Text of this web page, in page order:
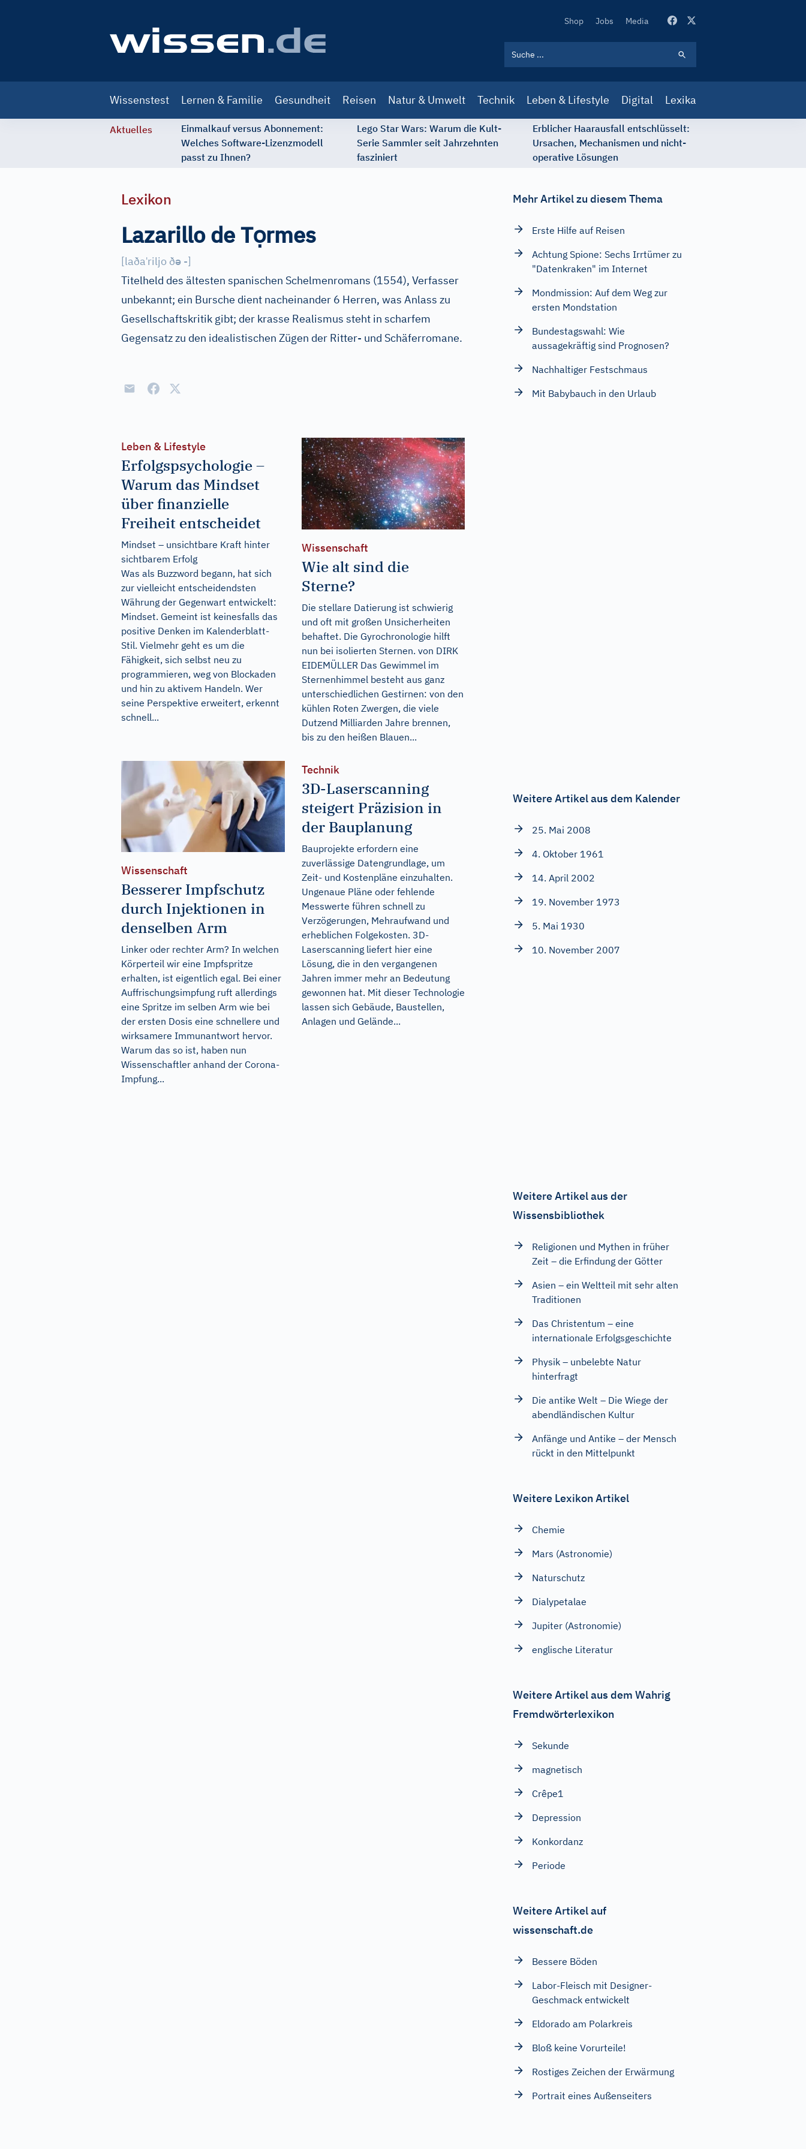
Secondary
Shop Jobs Media
navigation
Wissenstest Lernen & Familie Gesundheit Reisen Natur & Umwelt Technik Leben & Lifestyle Digital Lexika
Aktuelles
Einmalkauf versus Abonnement:
Welches Software-Lizenzmodell
passt zu Ihnen?
Lego Star Wars: Warum die Kult-
Serie Sammler seit Jahrzehnten
fasziniert
Erblicher Haarausfall entschlüsselt:
Ursachen, Mechanismen und nicht-
operative Lösungen
Lexikon
Lazarillo de Tọrmes
[laðaˈriljo ðə -]
Titelheld des ältesten spanischen Schelmenromans (1554), Verfasser
unbekannt; ein Bursche dient nacheinander 6 Herren, was Anlass zu
Gesellschaftskritik gibt; der krasse Realismus steht in scharfem
Gegensatz zu den idealistischen Zügen der Ritter- und Schäferromane.
Leben & Lifestyle
Erfolgspsychologie –
Warum das Mindset
über finanzielle
Freiheit entscheidet
Mindset – unsichtbare Kraft hinter
sichtbarem Erfolg
Was als Buzzword begann, hat sich
zur vielleicht entscheidendsten
Währung der Gegenwart entwickelt:
Mindset. Gemeint ist keinesfalls das
positive Denken im Kalenderblatt-
Stil. Vielmehr geht es um die
Fähigkeit, sich selbst neu zu
programmieren, weg von Blockaden
und hin zu aktivem Handeln. Wer
seine Perspektive erweitert, erkennt
schnell...
Wissenschaft
Wie alt sind die
Sterne?
Die stellare Datierung ist schwierig
und oft mit großen Unsicherheiten
behaftet. Die Gyrochronologie hilft
nun bei isolierten Sternen. von DIRK
EIDEMÜLLER Das Gewimmel im
Sternenhimmel besteht aus ganz
unterschiedlichen Gestirnen: von den
kühlen Roten Zwergen, die viele
Dutzend Milliarden Jahre brennen,
bis zu den heißen Blauen...
Wissenschaft
Besserer Impfschutz
durch Injektionen in
denselben Arm
Linker oder rechter Arm? In welchen
Körperteil wir eine Impfspritze
erhalten, ist eigentlich egal. Bei einer
Auffrischungsimpfung ruft allerdings
eine Spritze im selben Arm wie bei
der ersten Dosis eine schnellere und
wirksamere Immunantwort hervor.
Warum das so ist, haben nun
Wissenschaftler anhand der Corona-
Impfung...
Technik
3D-Laserscanning
steigert Präzision in
der Bauplanung
Bauprojekte erfordern eine
zuverlässige Datengrundlage, um
Zeit- und Kostenpläne einzuhalten.
Ungenaue Pläne oder fehlende
Messwerte führen schnell zu
Verzögerungen, Mehraufwand und
erheblichen Folgekosten. 3D-
Laserscanning liefert hier eine
Lösung, die in den vergangenen
Jahren immer mehr an Bedeutung
gewonnen hat. Mit dieser Technologie
lassen sich Gebäude, Baustellen,
Anlagen und Gelände...
Mehr Artikel zu diesem Thema
Erste Hilfe auf Reisen
Achtung Spione: Sechs Irrtümer zu
"Datenkraken" im Internet
Mondmission: Auf dem Weg zur
ersten Mondstation
Bundestagswahl: Wie
aussagekräftig sind Prognosen?
Nachhaltiger Festschmaus
Mit Babybauch in den Urlaub
Weitere Artikel aus dem Kalender
25. Mai 2008
4. Oktober 1961
14. April 2002
19. November 1973
5. Mai 1930
10. November 2007
Weitere Artikel aus der
Wissensbibliothek
Religionen und Mythen in früher
Zeit – die Erfindung der Götter
Asien – ein Weltteil mit sehr alten
Traditionen
Das Christentum – eine
internationale Erfolgsgeschichte
Physik – unbelebte Natur
hinterfragt
Die antike Welt – Die Wiege der
abendländischen Kultur
Anfänge und Antike – der Mensch
rückt in den Mittelpunkt
Weitere Lexikon Artikel
Chemie
Mars (Astronomie)
Naturschutz
Dialypetalae
Jupiter (Astronomie)
englische Literatur
Weitere Artikel aus dem Wahrig
Fremdwörterlexikon
Sekunde
magnetisch
Crêpe1
Depression
Konkordanz
Periode
Weitere Artikel auf
wissenschaft.de
Bessere Böden
Labor-Fleisch mit Designer-
Geschmack entwickelt
Eldorado am Polarkreis
Bloß keine Vorurteile!
Rostiges Zeichen der Erwärmung
Portrait eines Außenseiters